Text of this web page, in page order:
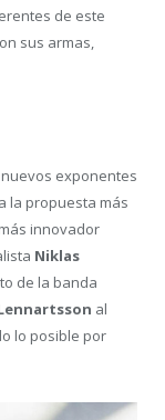
de este
sus armas,
exponentes
la propuesta más
innovador
Niklas
de la banda
al
lo posible por